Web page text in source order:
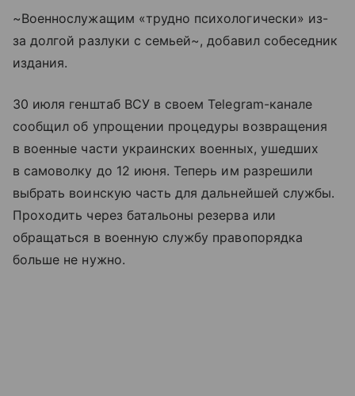
~Военнослужащим «трудно психологически» из-
за долгой разлуки с семьей~, добавил собеседник
издания.
30 июля генштаб ВСУ в своем Telegram-канале
сообщил об упрощении процедуры возвращения
в военные части украинских военных, ушедших
в самоволку до 12 июня. Теперь им разрешили
выбрать воинскую часть для дальнейшей службы.
Проходить через батальоны резерва или
обращаться в военную службу правопорядка
больше не нужно.